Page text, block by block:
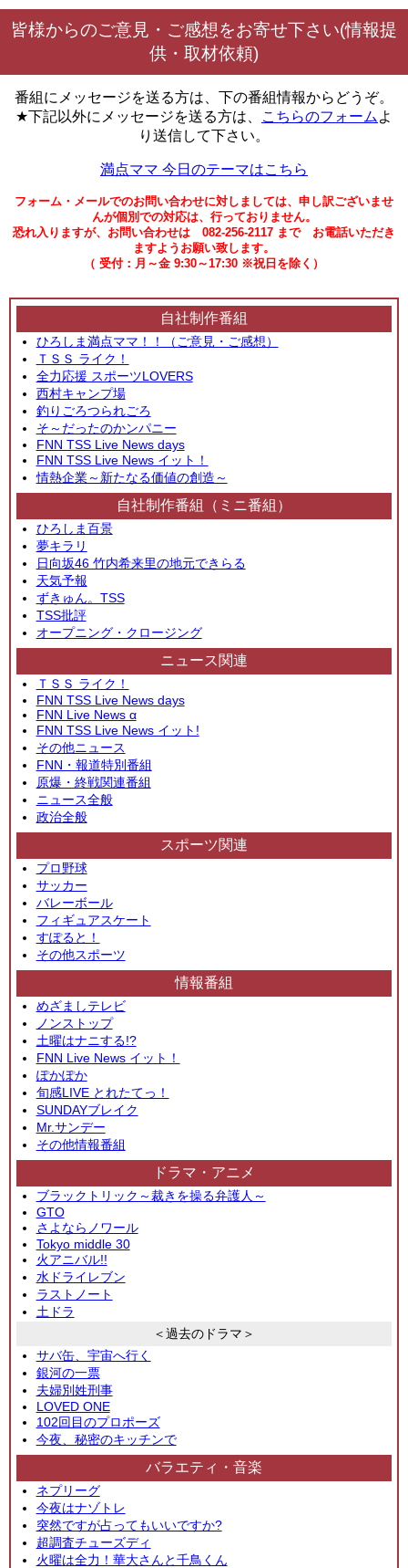
皆様からのご意見・ご感想をお寄せ下さい(情報提
供・取材依頼)
番組にメッセージを送る方は、下の番組情報からどうぞ。
★下記以外にメッセージを送る方は、
こちらのフォーム よ
り送信して下さい。
満点ママ 今日のテーマはこちら
フォーム・メールでのお問い合わせに対しましては、申し訳ございませ
んが個別での対応は、行っておりません。
恐れ入りますが、お問い合わせは 082-256-2117 まで お電話いただき
ますようお願い致します。
（ 受付：月～金 9:30～17:30 ※祝日を除く）
自社制作番組
ひろしま満点ママ！！（ご意見・ご感想）
ＴＳＳ ライク！
全力応援 スポーツLOVERS
西村キャンプ場
釣りごろつられごろ
そ～だったのかンパニー
FNN TSS Live News days
FNN TSS Live News イット！
情熱企業～新たなる価値の創造～
自社制作番組（ミニ番組）
ひろしま百景
夢キラリ
日向坂46 竹内希来里の地元できらる
天気予報
ずきゅん。TSS
TSS批評
オープニング・クロージング
ニュース関連
ＴＳＳ ライク！
FNN TSS Live News days
FNN Live News α
FNN TSS Live News イット!
その他ニュース
FNN・報道特別番組
原爆・終戦関連番組
ニュース全般
政治全般
スポーツ関連
プロ野球
サッカー
バレーボール
フィギュアスケート
すぽると！
その他スポーツ
情報番組
めざましテレビ
ノンストップ
土曜はナニする!?
FNN Live News イット！
ぽかぽか
旬感LIVE とれたてっ！
SUNDAYブレイク
Mr.サンデー
その他情報番組
ドラマ・アニメ
ブラックトリック～裁きを操る弁護人～
GTO
さよならノワール
Tokyo middle 30
火アニバル!!
水ドライレブン
ラストノート
土ドラ
＜過去のドラマ＞
サバ缶、宇宙へ行く
銀河の一票
夫婦別姓刑事
LOVED ONE
102回目のプロポーズ
今夜、秘密のキッチンで
バラエティ・音楽
ネプリーグ
今夜はナゾトレ
突然ですが占ってもいいですか?
超調査チューズディ
火曜は全力！華大さんと千鳥くん